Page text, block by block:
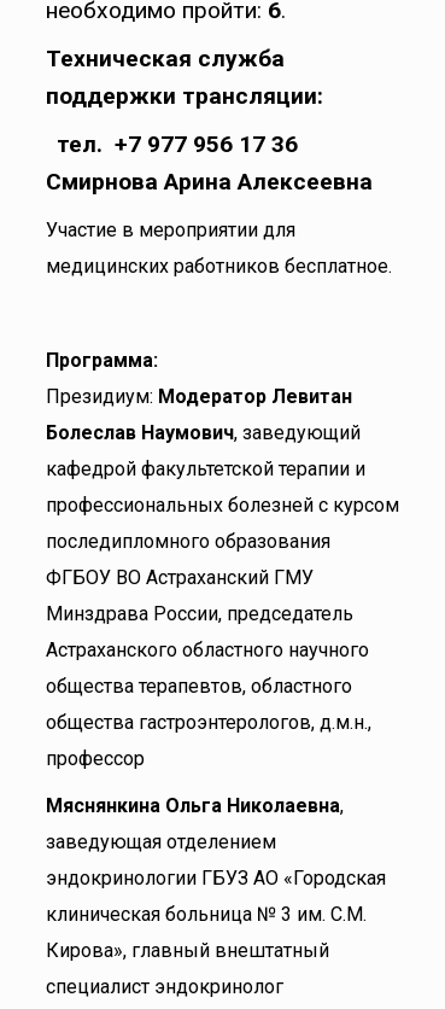
необходимо пройти: 6.
Техническая служба
поддержки трансляции:
тел. +7 977 956 17 36
Смирнова Арина Алексеевна
Участие в мероприятии для
медицинских работников бесплатное.
Программа:
Президиум: Модератор Левитан
Болеслав Наумович, заведующий
кафедрой факультетской терапии и
профессиональных болезней с курсом
последипломного образования
ФГБОУ ВО Астраханский ГМУ
Минздрава России, председатель
Астраханского областного научного
общества терапевтов, областного
общества гастроэнтерологов, д.м.н.,
профессор
Мяснянкина Ольга Николаевна,
заведующая отделением
эндокринологии ГБУЗ АО «Городская
клиническая больница № 3 им. С.М.
Кирова», главный внештатный
специалист эндокринолог